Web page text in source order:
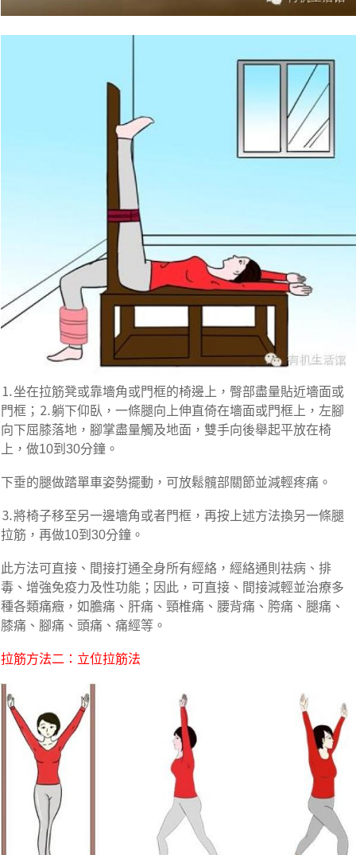
⒈坐在拉筋凳或靠墻角或門框的椅邊上，臀部盡量貼近墻面或
門框；⒉躺下仰臥，一條腿向上伸直倚在墻面或門框上，左腳
向下屈膝落地，腳掌盡量觸及地面，雙手向後舉起平放在椅
上，做10到30分鐘。
下垂的腿做踏單車姿勢擺動，可放鬆髖部關節並減輕疼痛。
⒊將椅子移至另一邊墻角或者門框，再按上述方法換另一條腿
拉筋，再做10到30分鐘。
此方法可直接、間接打通全身所有經絡，經絡通則祛病、排
毒、增強免疫力及性功能；因此，可直接、間接減輕並治療多
種各類痛癥，如膽痛、肝痛、頸椎痛、腰背痛、胯痛、腿痛、
膝痛、腳痛、頭痛、痛經等。
拉筋方法二：立位拉筋法